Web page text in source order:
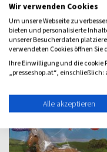
Wir verwenden Cookies
Um unsere Webseite zu
bieten und personalisierte
unserer Besucherdaten
verwendeten Cookies öffnen Sie
Ihre Einwilligung und die cookie
„presseshop.at“,
Alle akzeptieren